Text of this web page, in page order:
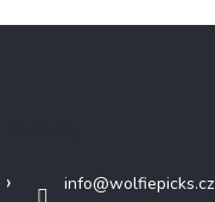
info@wolfiepicks.cz